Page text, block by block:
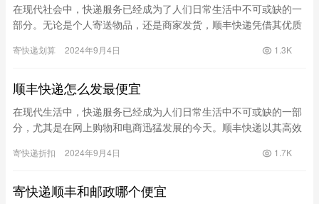
在现代社会中，快递服务已经成为了人们日常生活中不可或缺的一
部分。无论是个人寄送物品，还是商家发货，顺丰快递凭借其优质
费用的…
寄快递划算 2024年9月4日 1.3K
顺丰快递怎么发最便宜
在现代生活中，快递服务已经成为人们日常生活中不可或缺的一部
分，尤其是在网上购物和电商迅猛发展的今天。顺丰快递以其高效
么，如…
寄快递折扣 2024年9月4日 1.7K
寄快递顺丰和邮政哪个便宜